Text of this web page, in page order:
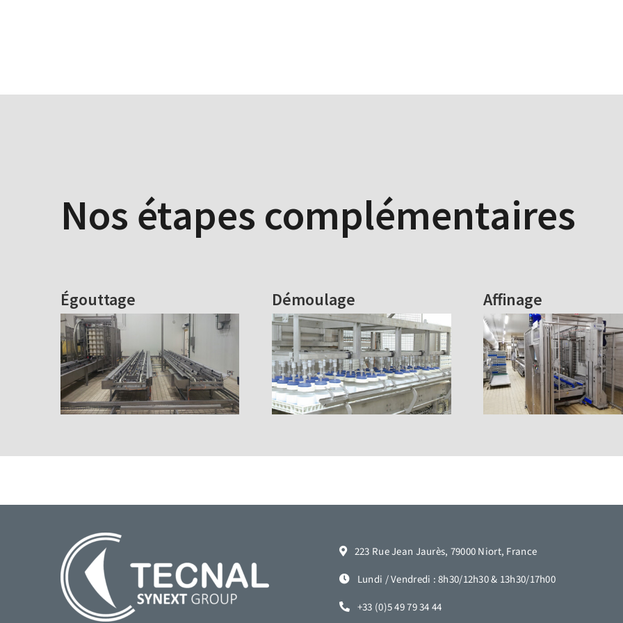
Nos étapes complémentaires
Égouttage Démoulage Affinage
223 Rue Jean Jaurès, 79000 Niort, France
Lundi / Vendredi : 8h30/12h30 & 13h30/17h00
+33 (0)5 49 79 34 44